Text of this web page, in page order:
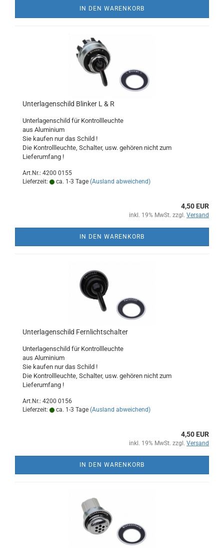
IN DEN WARENKORB
Unterlagenschild Blinker L & R
Unterlagenschild für Kontrollleuchte
aus Aluminium
Sie kaufen nur das Schild !
Die Kontrollleuchte, Schalter, usw. gehören nicht zum
Lieferumfang !
Art.Nr.: 4200 0155
Lieferzeit:
ca. 1-3 Tage (Ausland abweichend)
4,50 EUR
inkl. 19% MwSt. zzgl. Versand
IN DEN WARENKORB
Unterlagenschild Fernlichtschalter
Unterlagenschild für Kontrollleuchte
aus Aluminium
Sie kaufen nur das Schild !
Die Kontrollleuchte, Schalter, usw. gehören nicht zum
Lieferumfang !
Art.Nr.: 4200 0156
Lieferzeit:
ca. 1-3 Tage (Ausland abweichend)
4,50 EUR
inkl. 19% MwSt. zzgl. Versand
IN DEN WARENKORB